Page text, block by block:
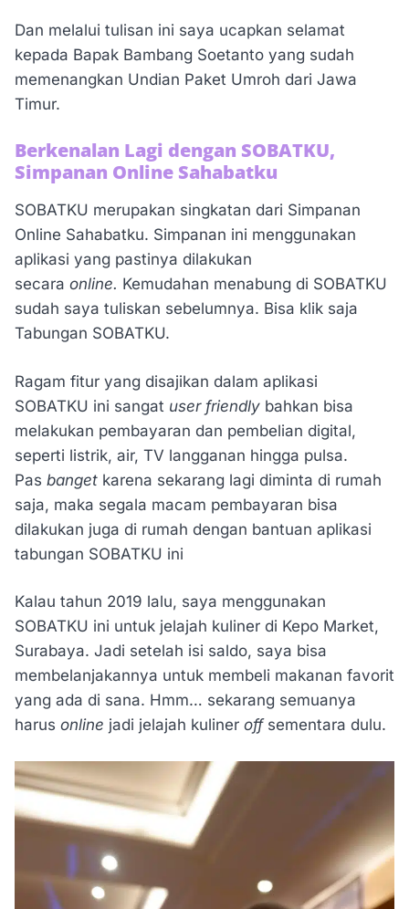
Dan melalui tulisan ini saya ucapkan selamat
kepada Bapak Bambang Soetanto yang sudah
memenangkan Undian Paket Umroh dari Jawa
Timur.
Berkenalan Lagi dengan SOBATKU,
Simpanan Online Sahabatku
SOBATKU merupakan singkatan dari Simpanan
Online Sahabatku. Simpanan ini menggunakan
aplikasi yang pastinya dilakukan
secara online. Kemudahan menabung di SOBATKU
sudah saya tuliskan sebelumnya. Bisa klik saja
Tabungan SOBATKU.
Ragam fitur yang disajikan dalam aplikasi
SOBATKU ini sangat user friendly bahkan bisa
melakukan pembayaran dan pembelian digital,
seperti listrik, air, TV langganan hingga pulsa.
Pas banget karena sekarang lagi diminta di rumah
saja, maka segala macam pembayaran bisa
dilakukan juga di rumah dengan bantuan aplikasi
tabungan SOBATKU ini
Kalau tahun 2019 lalu, saya menggunakan
SOBATKU ini untuk jelajah kuliner di Kepo Market,
Surabaya. Jadi setelah isi saldo, saya bisa
membelanjakannya untuk membeli makanan favorit
yang ada di sana. Hmm… sekarang semuanya
harus online jadi jelajah kuliner off sementara dulu.